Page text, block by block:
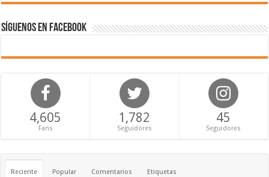
Síguenos en Facebook
4,605
Fans
1,782
Seguidores
45
Seguidores
Reciente Popular Comentarios Etiquetas